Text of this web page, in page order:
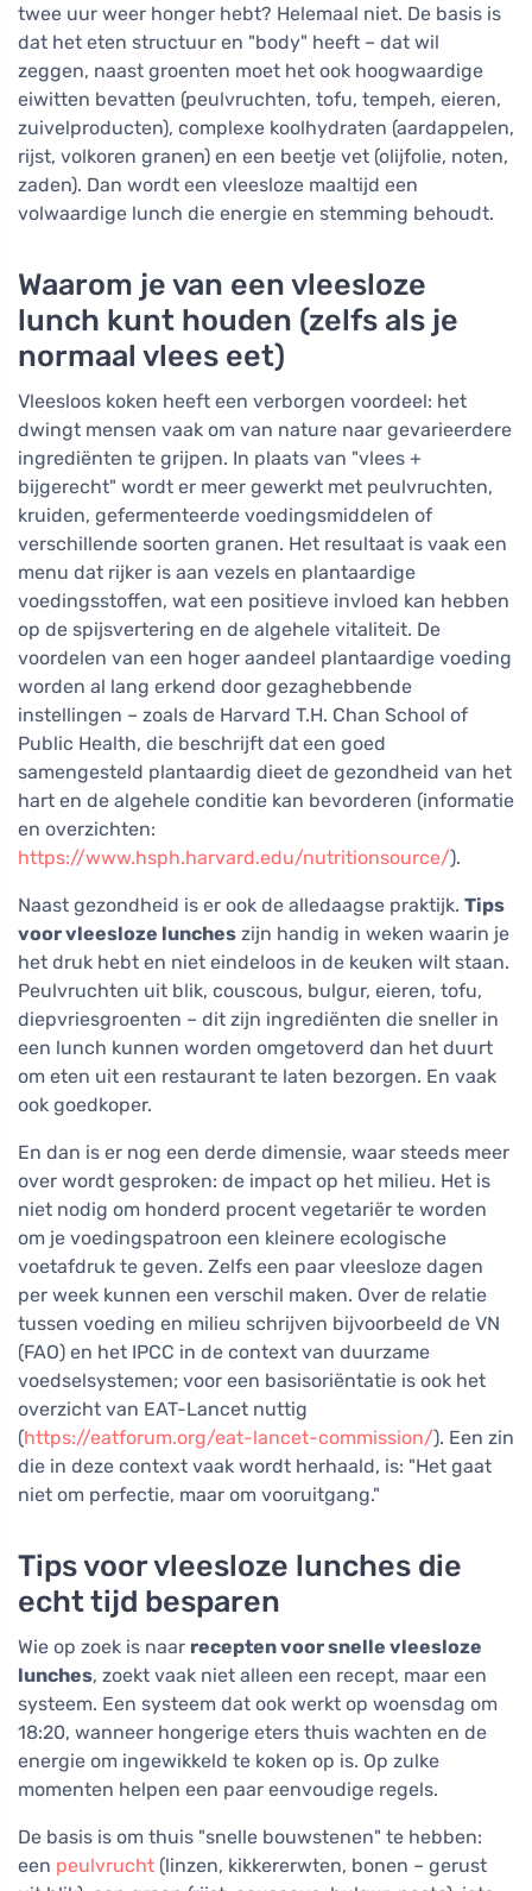
twee uur weer honger hebt? Helemaal niet. De basis is
dat het eten structuur en "body" heeft – dat wil
zeggen, naast groenten moet het ook hoogwaardige
eiwitten bevatten (peulvruchten, tofu, tempeh, eieren,
zuivelproducten), complexe koolhydraten (aardappelen,
rijst, volkoren granen) en een beetje vet (olijfolie, noten,
zaden). Dan wordt een vleesloze maaltijd een
volwaardige lunch die energie en stemming behoudt.
Waarom je van een vleesloze
lunch kunt houden (zelfs als je
normaal vlees eet)
Vleesloos koken heeft een verborgen voordeel: het
dwingt mensen vaak om van nature naar gevarieerdere
ingrediënten te grijpen. In plaats van "vlees +
bijgerecht" wordt er meer gewerkt met peulvruchten,
kruiden, gefermenteerde voedingsmiddelen of
verschillende soorten granen. Het resultaat is vaak een
menu dat rijker is aan vezels en plantaardige
voedingsstoffen, wat een positieve invloed kan hebben
op de spijsvertering en de algehele vitaliteit. De
voordelen van een hoger aandeel plantaardige voeding
worden al lang erkend door gezaghebbende
instellingen – zoals de Harvard T.H. Chan School of
Public Health, die beschrijft dat een goed
samengesteld plantaardig dieet de gezondheid van het
hart en de algehele conditie kan bevorderen (informatie
en overzichten:
https://www.hsph.harvard.edu/nutritionsource/).
Naast gezondheid is er ook de alledaagse praktijk. Tips
voor vleesloze lunches zijn handig in weken waarin je
het druk hebt en niet eindeloos in de keuken wilt staan.
Peulvruchten uit blik, couscous, bulgur, eieren, tofu,
diepvriesgroenten – dit zijn ingrediënten die sneller in
een lunch kunnen worden omgetoverd dan het duurt
om eten uit een restaurant te laten bezorgen. En vaak
ook goedkoper.
En dan is er nog een derde dimensie, waar steeds meer
over wordt gesproken: de impact op het milieu. Het is
niet nodig om honderd procent vegetariër te worden
om je voedingspatroon een kleinere ecologische
voetafdruk te geven. Zelfs een paar vleesloze dagen
per week kunnen een verschil maken. Over de relatie
tussen voeding en milieu schrijven bijvoorbeeld de VN
(FAO) en het IPCC in de context van duurzame
voedselsystemen; voor een basisoriëntatie is ook het
overzicht van EAT-Lancet nuttig
(https://eatforum.org/eat-lancet-commission/). Een zin
die in deze context vaak wordt herhaald, is: "Het gaat
niet om perfectie, maar om vooruitgang."
Tips voor vleesloze lunches die
echt tijd besparen
Wie op zoek is naar recepten voor snelle vleesloze
lunches, zoekt vaak niet alleen een recept, maar een
systeem. Een systeem dat ook werkt op woensdag om
18:20, wanneer hongerige eters thuis wachten en de
energie om ingewikkeld te koken op is. Op zulke
momenten helpen een paar eenvoudige regels.
De basis is om thuis "snelle bouwstenen" te hebben:
een peulvrucht (linzen, kikkererwten, bonen – gerust